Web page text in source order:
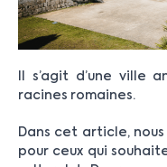
Il s’agit d’une ville
racines romaines.
Dans cet article,
pour ceux qui